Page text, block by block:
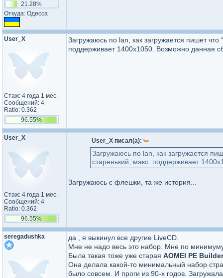
21.28%
Откуда: Одесса
User_X
Стаж: 4 года 1 мес.
Сообщений: 4
Ratio: 0.362
96.55%
Загружаюсь по lan, как загружается пишет
поддерживает 1400х1050. Возможно данная
User_X
Стаж: 4 года 1 мес.
Сообщений: 4
Ratio: 0.362
96.55%
User_X писал(а):
Загружаюсь по lan, как загружается
старенький, макс. поддерживает
Загружаюсь с флешки, та же история...
seregadushka
да , я выкинул все другие LiveCD.
Мне не надо весь это набор. Мне по
Была такая тоже уже старая AOMEI PE
Она делала какой-то минимальный набор
было совсем. И проги из 90-х годов.